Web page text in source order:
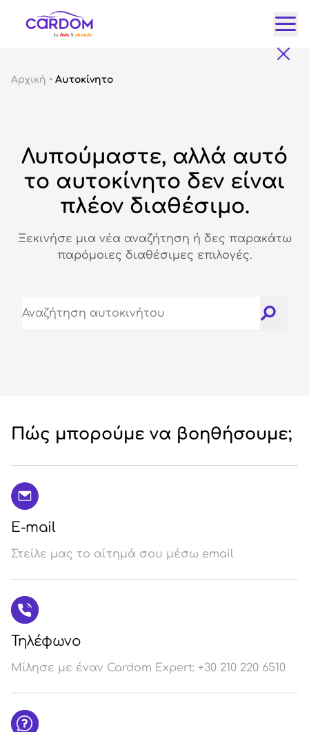
SUV
Αρχική • Αυτοκίνητο
Λυπούμαστε, αλλά αυτό
το αυτοκίνητο δεν είναι
πλέον διαθέσιμο.
Ξεκινήσε μια νέα αναζήτηση ή δες παρακάτω
παρόμοιες διαθέσιμες επιλογές.
Πώς μπορούμε να βοηθήσουμε;
E-mail
Στείλε μας το αίτημά σου μέσω email
Τηλέφωνο
Μίλησε με έναν Cardom Expert: +30 210 220 6510